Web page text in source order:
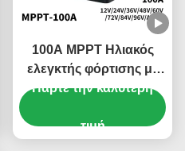
100A MPPT Ηλιακός
ελεγκτής φόρτισης με
αυτόματη
διεπαφή επικοινωνίας
Πάρτε την καλύτερη
τιμή